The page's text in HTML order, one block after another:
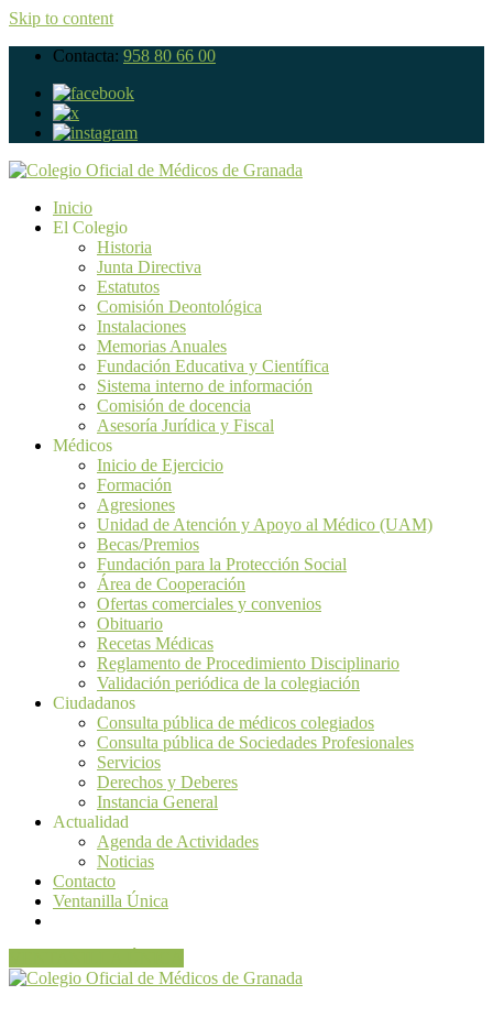
Skip to content
Contacta: 958 80 66 00
Inicio
El Colegio
Historia
Junta Directiva
Estatutos
Comisión Deontológica
Instalaciones
Memorias Anuales
Fundación Educativa y Científica
Sistema interno de información
Comisión de docencia
Asesoría Jurídica y Fiscal
Médicos
Inicio de Ejercicio
Formación
Agresiones
Unidad de Atención y Apoyo al Médico (UAM)
Becas/Premios
Fundación para la Protección Social
Área de Cooperación
Ofertas comerciales y convenios
Obituario
Recetas Médicas
Reglamento de Procedimiento Disciplinario
Validación periódica de la colegiación
Ciudadanos
Consulta pública de médicos colegiados
Consulta pública de Sociedades Profesionales
Servicios
Derechos y Deberes
Instancia General
Actualidad
Agenda de Actividades
Noticias
Contacto
Ventanilla Única